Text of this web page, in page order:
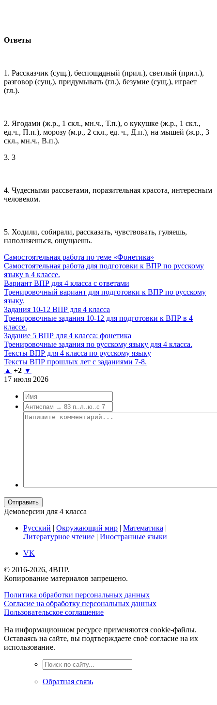
Ответы
1. Рассказчик (сущ.), беспощадный (прил.), светлый (прил.),
разговор (сущ.), придумывать (гл.), безумие (сущ.), играет
(гл.).
2. Ягодами (ж.р., 1 скл., мн.ч., Т.п.), о кукушке (ж.р., 1 скл.,
ед.ч., П.п.), морозу (м.р., 2 скл., ед. ч., Д.п.), на мышей (ж.р., 3
скл., мн.ч., В.п.).
3. 3
4. Чудесными рассветами, поразительная красота, интересным
человеком.
5. Ходили, собирали, рассказать, чувствовать, гуляешь,
наполняешься, ощущаешь.
Самостоятельная работа по теме «Фонетика»
Самостоятельная работа для подготовки к ВПР по русскому
языку в 4 классе.
Вариант ВПР для 4 класса с ответами
Тренировочный вариант для подготовки к ВПР по русскому
языку.
Задания 10-12 ВПР для 4 класса
Тренировочные задания 10-12 для подготовки к ВПР в 4
классе.
Задание 5 ВПР для 4 класса: фонетика
Тренировочные задания по русскому языку для 4 класса.
Тексты ВПР для 4 класса по русскому языку
Тексты ВПР прошлых лет с заданиями 7-8.
▲ +2 ▼
17 июля 2026
Отправить
Демоверсии для 4 класса
Русский | Окружающий мир | Математика |
Литературное чтение | Иностранные языки
VK
© 2016-2026, 4ВПР.
Копирование материалов запрещено.
Политика обработки персональных данных
Согласие на обработку персональных данных
Пользовательское соглашение
На информационном ресурсе применяются cookie-файлы.
Оставаясь на сайте, вы подтверждаете своё согласие на их
использование.
Обратная связь